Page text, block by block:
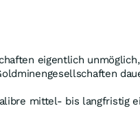
eigentlich
mittel- bis langfristig